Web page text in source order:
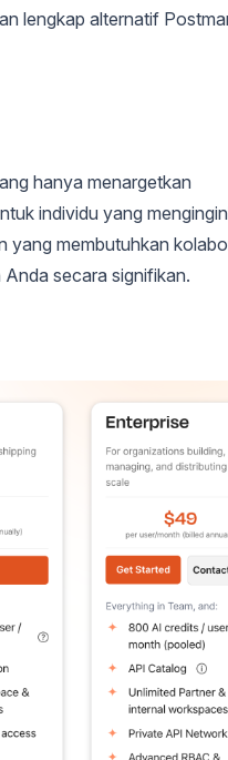
lengkap alternatif
hanya menargetkan
individu yang
yang membutuhkan
secara signifikan.